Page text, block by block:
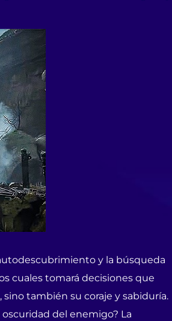
y la búsqueda
cuales tomará decisiones que
también su coraje y sabiduría.
del enemigo? La